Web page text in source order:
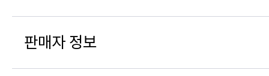
판매자 정보